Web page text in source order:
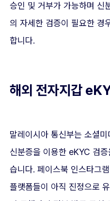
승인 및 거부가 가능하며 신
의 자세한 검증이 필요한 경
합니다.
해외 전자지갑
말레이시아 통신부는 소셜
신분증을 이용한 eKYC 검
습니다. 페이스북 인스타그
플랫폼들이 아직 진정으로